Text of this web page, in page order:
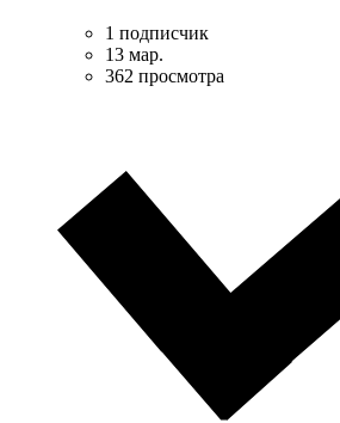
1 подписчик
13 мар.
362 просмотра